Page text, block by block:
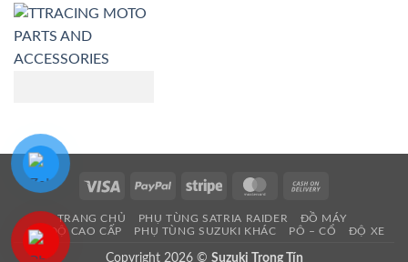
Visa PayPal Stripe MasterCard
Delivery
TRANG CHỦ PHỤ TÙNG SATRIA RAIDER
ĐỒ MÁY
ĐỒ ĐỘ CAO CẤP
PHỤ TÙNG SUZUKI KHÁC PÔ – CỔ ĐỘ XE
Copyright 2026 © Suzuki Trọng Tín